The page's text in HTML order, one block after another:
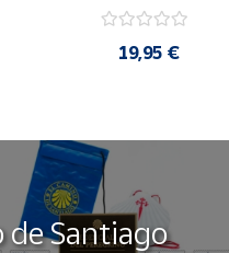
19,95 €
de Santiago